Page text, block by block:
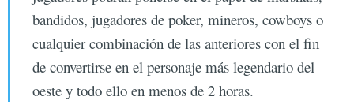
bandidos, jugadores de poker, mineros, cowboys o
cualquier combinación de las anteriores con el fin
de convertirse en el personaje más legendario del
oeste y todo ello en menos de 2 horas.